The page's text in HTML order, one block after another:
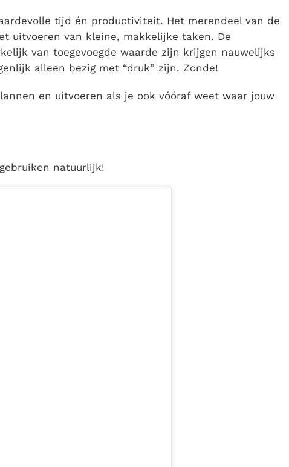
tijd én productiviteit. Het merendeel van de
uitvoeren van kleine, makkelijke taken. De
van toegevoegde waarde zijn krijgen nauwelijks
alleen bezig met “druk” zijn. Zonde!
en uitvoeren als je ook vóóraf weet waar jouw
natuurlijk!